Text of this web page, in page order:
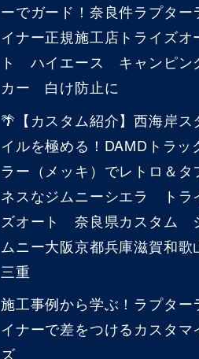
ーでガード！奈良件ラプター
イナー正規施工店トライズオ
ト ハイエース キャンピン
カー 白け防止に
🌴【カスタム紹介】西海岸ス
イルを極める！DAMDトラッ
ラー（メッキ）でレトロ＆タ
ネスなジムニーシエラ トラ
ズオート 奈良県カスタム
ムニー大阪京都兵庫滋賀和歌
三重
施工事例から学ぶ！ラプター
イナーで差をつけるカスタマ
ズ